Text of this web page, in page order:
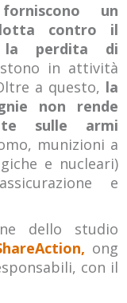
un
contro il
la perdita di
in attività
a questo, la
non rende
sulle armi
munizioni a
e nucleari)
e
dello studio
ong
con il